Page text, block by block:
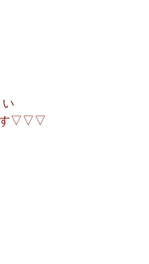
す▽▽▽